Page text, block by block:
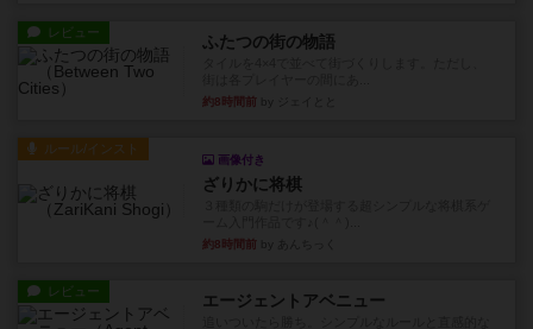
レビュー ふたつの街の物語
約8時間前
ルール/インスト
画像付き
ざりかに将棋
約8時間前
レビュー エージェントアベニュー